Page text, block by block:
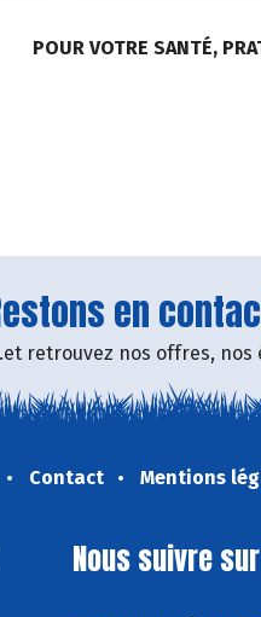
POUR VOTRE SANTÉ,
en
retrouvez nos offres,
Contact Mentions
Nous suivre sur